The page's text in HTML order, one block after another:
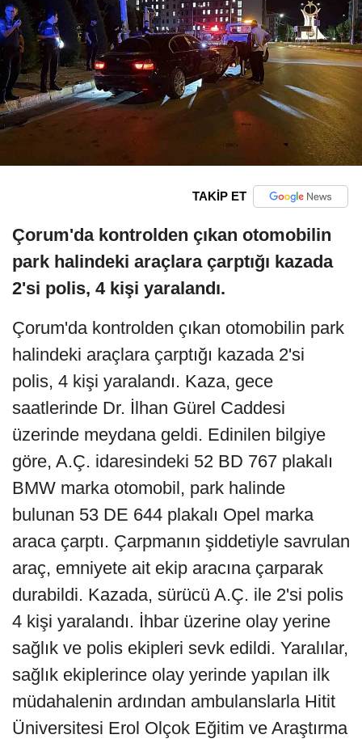
TAKİP ET
Çorum'da kontrolden çıkan otomobilin
park halindeki araçlara çarptığı kazada
2'si polis, 4 kişi yaralandı.
Çorum'da kontrolden çıkan otomobilin park
halindeki araçlara çarptığı kazada 2'si
polis, 4 kişi yaralandı. Kaza, gece
saatlerinde Dr. İlhan Gürel Caddesi
üzerinde meydana geldi. Edinilen bilgiye
göre, A.Ç. idaresindeki 52 BD 767 plakalı
BMW marka otomobil, park halinde
bulunan 53 DE 644 plakalı Opel marka
araca çarptı. Çarpmanın şiddetiyle savrulan
araç, emniyete ait ekip aracına çarparak
durabildi. Kazada, sürücü A.Ç. ile 2'si polis
4 kişi yaralandı. İhbar üzerine olay yerine
sağlık ve polis ekipleri sevk edildi. Yaralılar,
sağlık ekiplerince olay yerinde yapılan ilk
müdahalenin ardından ambulanslarla Hitit
Üniversitesi Erol Olçok Eğitim ve Araştırma